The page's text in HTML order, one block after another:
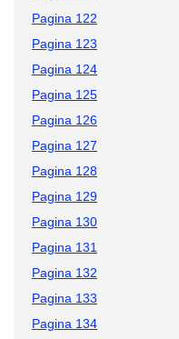
Pagina 122
Pagina 123
Pagina 124
Pagina 125
Pagina 126
Pagina 127
Pagina 128
Pagina 129
Pagina 130
Pagina 131
Pagina 132
Pagina 133
Pagina 134